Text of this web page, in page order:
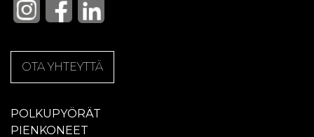
OTA YHTEYTTÄ
POLKUPYÖRÄT
PIENKONEET